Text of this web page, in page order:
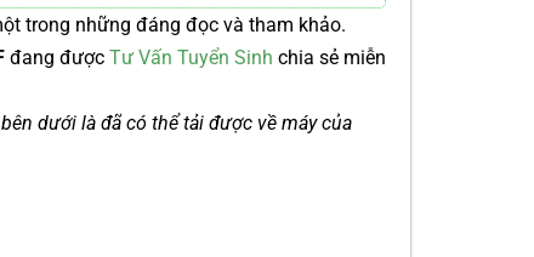
trong những đáng đọc và tham khảo.
đang được Tư Vấn Tuyển Sinh chia sẻ miễn
dưới là đã có thể tải được về máy của